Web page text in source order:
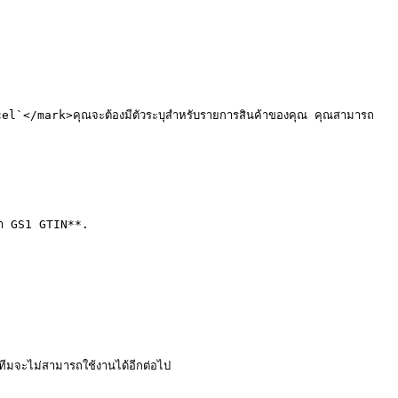
mark>คุณจะต้องมีตัวระบุสำหรับรายการสินค้าของคุณ คุณสามารถ
GS1 GTIN**.
ะไม่สามารถใช้งานได้อีกต่อไป